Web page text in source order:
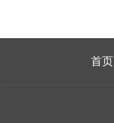
首页